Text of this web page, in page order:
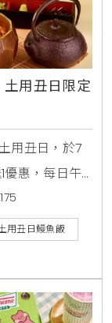
土用丑日限定
用丑日，於7
優惠，每日午
賣「夏鰻雙
提供最道地
用丑日鰻魚飯